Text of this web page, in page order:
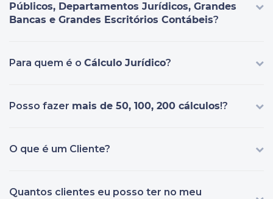
Públicos, Departamentos Jurídicos, Grandes
Bancas e Grandes Escritórios Contábeis?
Para quem é o Cálculo Jurídico?
Posso fazer mais de 50, 100, 200 cálculos!?
O que é um Cliente?
Quantos clientes eu posso ter no meu